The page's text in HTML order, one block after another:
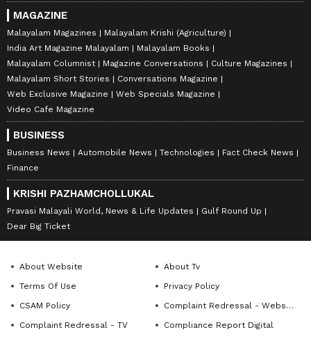
MAGAZINE
Malayalam Magazines
Malayalam Krishi (Agriculture)
India Art Magazine Malayalam
Malayalam Books
Malayalam Columnist
Magazine Conversations
Culture Magazines
Malayalam Short Stories
Conversations Magazine
Web Exclusive Magazine
Web Specials Magazine
Video Cafe Magazine
BUSINESS
Business News Automobile News Technologies
Fact Check News
Finance
KRISHI PAZHAMCHOLLUKAL
Pravasi Malayali World, News & Life Updates
Gulf Round Up
Dear Big Ticket
About Website
About Tv
Terms Of Use
Privacy Policy
CSAM Policy
Complaint Redressal - Website
Complaint Redressal - TV
Compliance Report Digital